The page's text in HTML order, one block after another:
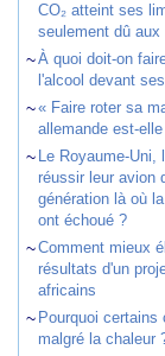
CO₂ atteint ses
seulement dû aux
~À quoi doit-on
l'alcool devant
~« Faire roter sa
allemande est-
~ Le Royaume-Uni,
réussir leur avion
génération là où
ont échoué ?
~Comment mieux
résultats d'un
africains
~ Pourquoi
malgré la chaleur